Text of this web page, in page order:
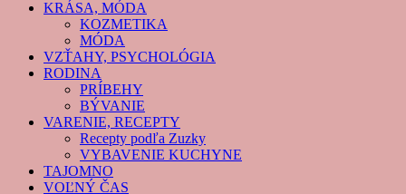
KRÁSA, MÓDA
KOZMETIKA
MÓDA
VZŤAHY, PSYCHOLÓGIA
RODINA
PRÍBEHY
BÝVANIE
VARENIE, RECEPTY
Recepty podľa Zuzky
VYBAVENIE KUCHYNE
TAJOMNO
VOĽNÝ ČAS